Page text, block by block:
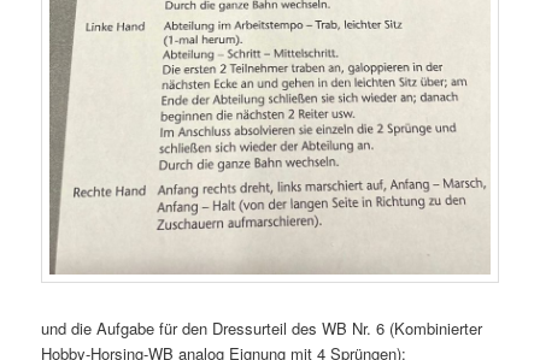
und die Aufgabe für den Dressurteil des WB Nr. 6 (Kombinierter
Hobby-Horsing-WB analog Eignung mit 4 Sprüngen):